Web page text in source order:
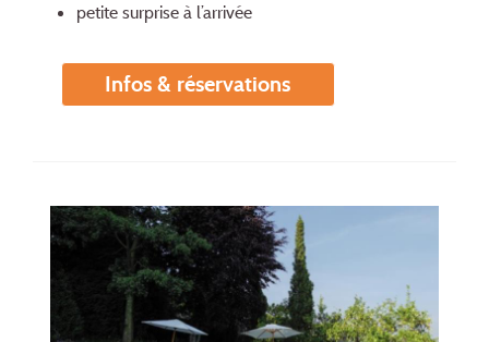
petite surprise à l’arrivée
Infos & réservations